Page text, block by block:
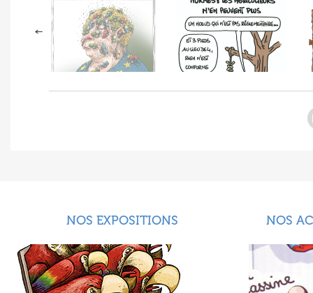
NOS EXPOSITIONS NOS